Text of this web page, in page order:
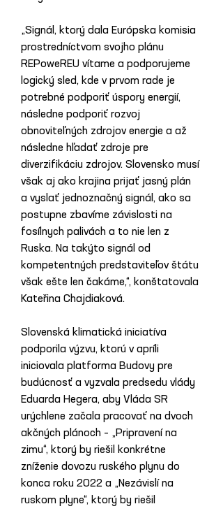
„Signál, ktorý dala Európska komisia
prostredníctvom svojho plánu
REPoweREU vítame a podporujeme
logický sled, kde v prvom rade je
potrebné podporiť úspory energií,
následne podporiť rozvoj
obnoviteľných zdrojov energie a až
následne hľadať zdroje pre
diverzifikáciu zdrojov. Slovensko musí
však aj ako krajina prijať jasný plán
a vyslať jednoznačný signál, ako sa
postupne zbavíme závislosti na
fosílnych palivách a to nie len z
Ruska. Na takýto signál od
kompetentných predstaviteľov štátu
však ešte len čakáme,“, konštatovala
Kateřina Chajdiaková.
Slovenská klimatická iniciatíva
podporila výzvu, ktorú v apríli
iniciovala platforma Budovy pre
budúcnosť a vyzvala predsedu vlády
Eduarda Hegera, aby Vláda SR
urýchlene začala pracovať na dvoch
akčných plánoch – „Pripravení na
zimu“, ktorý by riešil konkrétne
zníženie dovozu ruského plynu do
konca roku 2022 a „Nezávislí na
ruskom plyne“, ktorý by riešil